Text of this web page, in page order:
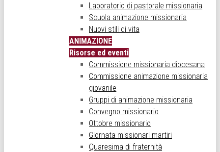
Laboratorio di pastorale missionaria
Scuola animazione missionaria
Nuovi stili di vita
ANIMAZIONE
Risorse ed eventi
Commissione missionaria diocesana
Commissione animazione missionaria
giovanile
Gruppi di animazione missionaria
Convegno missionario
Ottobre missionario
Giornata missionari martiri
Quaresima di fraternità